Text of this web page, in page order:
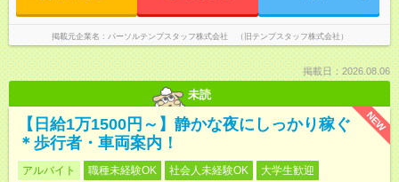
掲載元企業名 パーソルテンプスタッフ株式会社 （旧テンプスタッフ株式会社）
掲載日：2026.08.06
未読
NEW
【日給1万1500円～】静かな夜にしっかり稼ぐ
＊歩行者・車両案内！
アルバイト 職種未経験OK 社会人未経験OK
大学生歓迎